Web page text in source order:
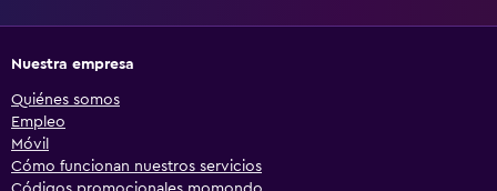
Nuestra empresa
Quiénes somos
Empleo
Móvil
Cómo funcionan nuestros servicios